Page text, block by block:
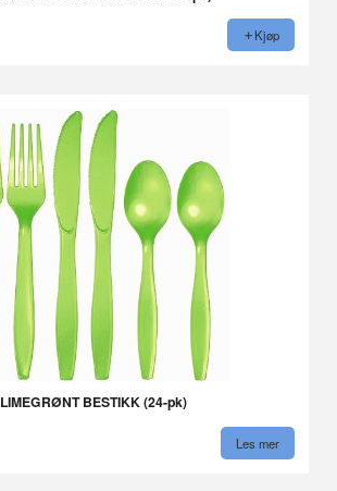
Kjøp
LIMEGRØNT BESTIKK (24-pk)
Les mer